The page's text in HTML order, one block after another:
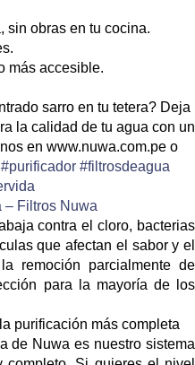
sin obras en tu cocina.
más accesible.
sarro en tu tetera? Deja
la calidad de tu agua con un
en www.nuwa.com.pe o
#purificador #filtrosdeagua
Filtros Nuwa
contra el cloro, bacterias
que afectan el sabor y el
remoción parcialmente de
para la mayoría de los
purificación más completa
de Nuwa es nuestro sistema